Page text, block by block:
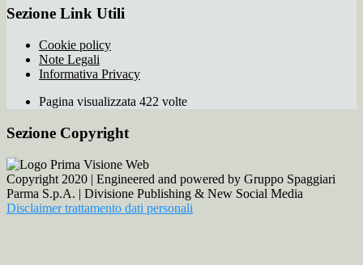
Sezione Link Utili
Cookie policy
Note Legali
Informativa Privacy
Pagina visualizzata 422 volte
Sezione Copyright
Copyright 2020 | Engineered and powered by Gruppo Spaggiari
Parma S.p.A. | Divisione Publishing & New Social Media
Disclaimer trattamento dati personali